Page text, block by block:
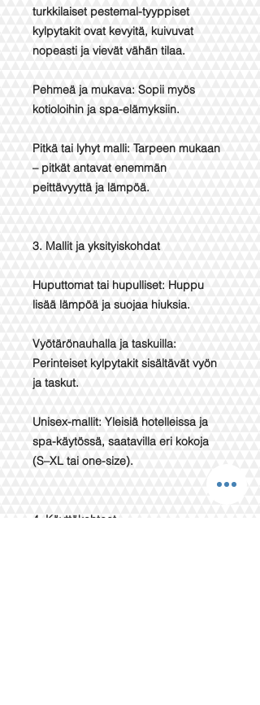
turkkilaiset pestemal-tyyppiset
kylpytakit ovat kevyitä, kuivuvat
nopeasti ja vievät vähän tilaa.
Pehmeä ja mukava: Sopii myös
kotioloihin ja spa-elämyksiin.
Pitkä tai lyhyt malli: Tarpeen mukaan
– pitkät antavat enemmän
peittävyyttä ja lämpöä.
3. Mallit ja yksityiskohdat
Huputtomat tai hupulliset: Huppu
lisää lämpöä ja suojaa hiuksia.
Vyötärönauhalla ja taskuilla:
Perinteiset kylpytakit sisältävät vyön
ja taskut.
Unisex-mallit: Yleisiä hotelleissa ja
spa-käytössä, saatavilla eri kokoja
(S–XL tai one-size).
4. Käyttökohteet